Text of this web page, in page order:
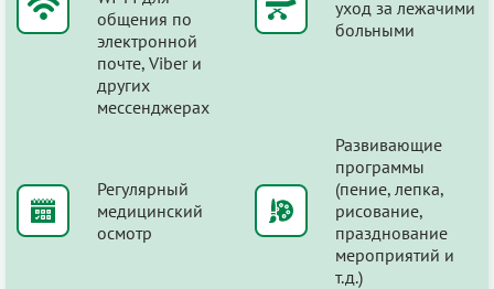
общения по
электронной
почте, Viber и
других
мессенджерах
уход за лежачими
больными
Регулярный
медицинский
осмотр
Развивающие
программы
(пение, лепка,
рисование,
празднование
мероприятий и
т.д.)